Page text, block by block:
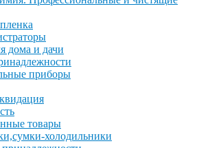
дома и дачи
приборы
товары
холодильники